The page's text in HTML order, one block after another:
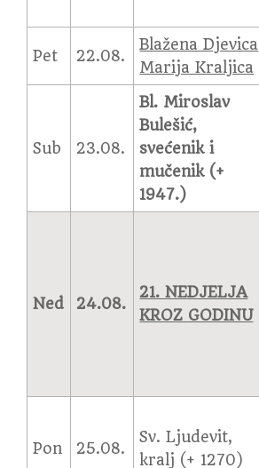
Pet 22.08.
Blažena Djevica
Marija Kraljica
Sub 23.08.
Bl. Miroslav
Bulešić,
svećenik i
mučenik (+
1947.)
Ned 24.08.
21. NEDJELJA
KROZ GODINU
Pon 25.08.
Sv. Ljudevit,
kralj (+ 1270)